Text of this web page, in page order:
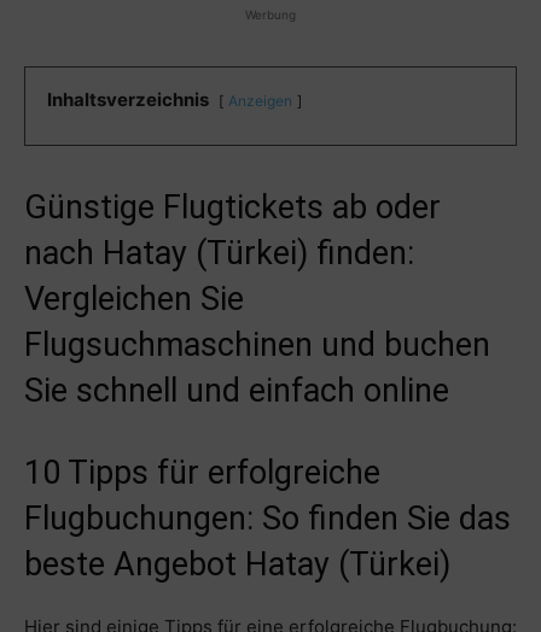
Werbung
Inhaltsverzeichnis Anzeigen
Günstige Flugtickets ab oder
nach Hatay (Türkei) finden:
Vergleichen Sie
Flugsuchmaschinen und buchen
Sie schnell und einfach online
10 Tipps für erfolgreiche
Flugbuchungen: So finden Sie das
beste Angebot Hatay (Türkei)
Hier sind einige Tipps für eine erfolgreiche Flugbuchung: